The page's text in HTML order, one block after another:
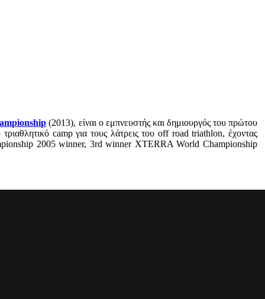
(2013), είναι ο εμπνευστής και δημιουργός του πρώτου
camp για τους λάτρεις του off road triathlon, έχοντας
2005 winner, 3rd winner XTERRA World Championship